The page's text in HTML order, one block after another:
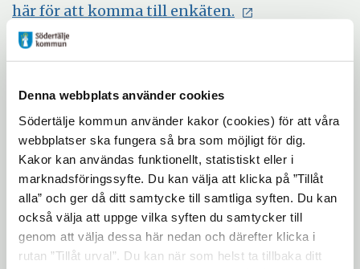
Denna webbplats använder cookies
Södertälje kommun använder kakor (cookies) för att våra
webbplatser ska fungera så bra som möjligt för dig.
Kakor kan användas funktionellt, statistiskt eller i
marknadsföringssyfte. Du kan välja att klicka på ”Tillåt
alla” och ger då ditt samtycke till samtliga syften. Du kan
också välja att uppge vilka syften du samtycker till
genom att välja dessa här nedan och därefter klicka i
rutan ”Tillåt urval”. Du kan när som helst ta tillbaka ditt
här för att komma till enkäten. Öppna
I Södertälje kommuns Trafikstrategi från
2017 fastslogs att kommunens tätorter är i
behov av en gångplan. En gångplan är ett
politiskt förankrat dokument med
riktlinjer för hur kommunen ska arbetaför
att Södertälje ska bli mer gångvänligt och
att fler ska vilja välja att promenera som
rekreation eller som alternativ till bilen.